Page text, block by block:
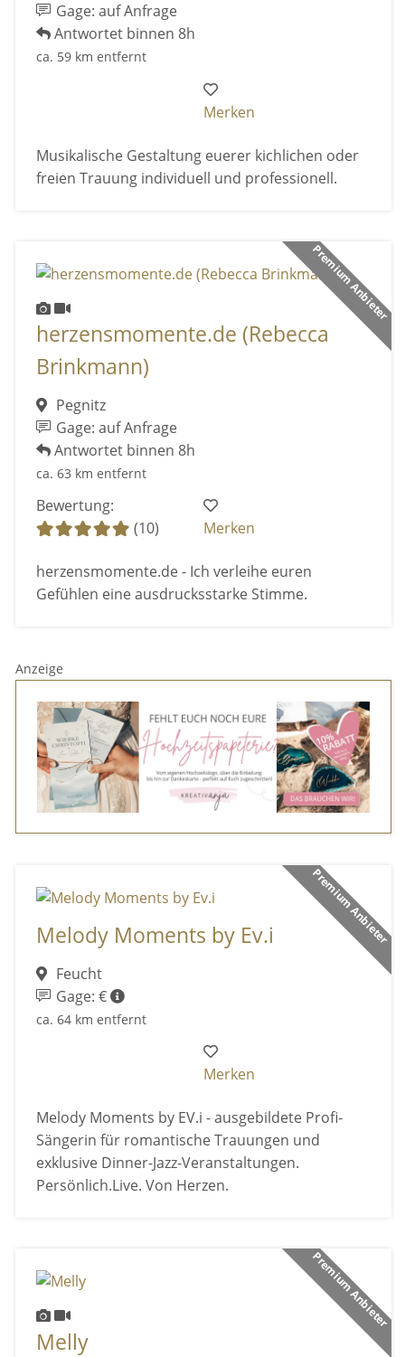
Gage: auf Anfrage
Antwortet binnen 8h
ca. 59 km entfernt
Merken
Musikalische Gestaltung euerer kichlichen oder
freien Trauung individuell und professionell.
Premium Anbieter
herzensmomente.de (Rebecca
Brinkmann)
Pegnitz
Gage: auf Anfrage
Antwortet binnen 8h
ca. 63 km entfernt
Bewertung:
(10)
Merken
herzensmomente.de - Ich verleihe euren
Gefühlen eine ausdrucksstarke Stimme.
Anzeige
Premium Anbieter
Melody Moments by Ev.i
Feucht
Gage: €
ca. 64 km entfernt
Merken
Melody Moments by EV.i - ausgebildete Profi-
Sängerin für romantische Trauungen und
exklusive Dinner-Jazz-Veranstaltungen.
Persönlich.Live. Von Herzen.
Premium Anbieter
Melly